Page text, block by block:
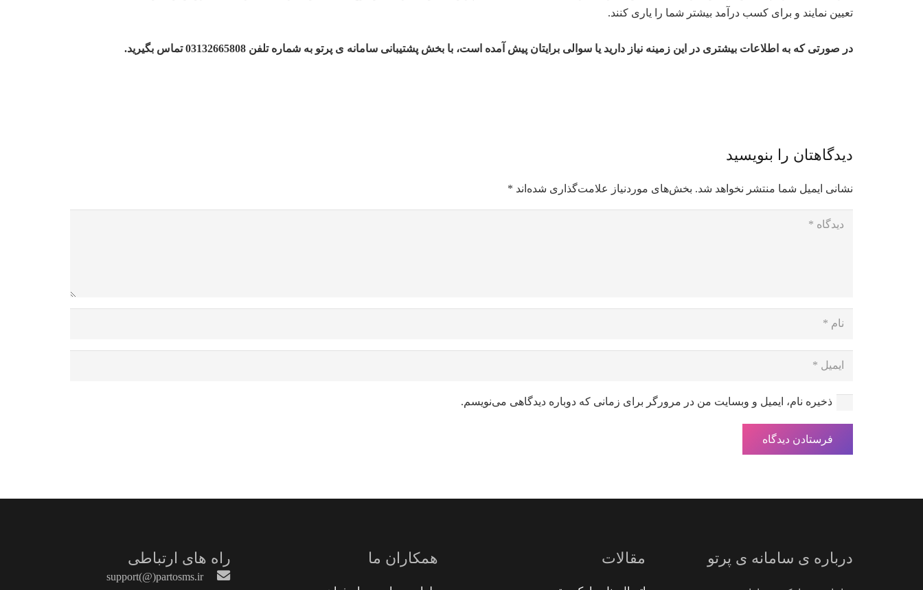
تعیین نمایند و برای کسب درآمد بیشتر شما را یاری کنند.
در صورتی که به اطلاعات بیشتری در این زمینه نیاز دارید یا سوالی برایتان پیش آمده است، با بخش پشتیبانی سامانه ی پرتو به شماره تلفن 03132665808 تماس بگیرید.
دیدگاهتان را بنویسید
نشانی ایمیل شما منتشر نخواهد شد. بخش‌های موردنیاز علامت‌گذاری شده‌اند *
ذخیره نام، ایمیل و وبسایت من در مرورگر برای زمانی که دوباره دیدگاهی می‌نویسم.
فرستادن دیدگاه
درباره ی سامانه ی پرتو مقالات همکاران ما راه های ارتباطی
support(@)partosms.ir